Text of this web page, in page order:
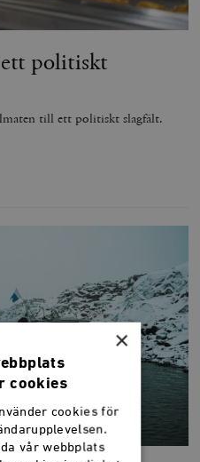
politiskt
till ett politiskt slagfält.
×
cookies
cookies för
vår webbplats